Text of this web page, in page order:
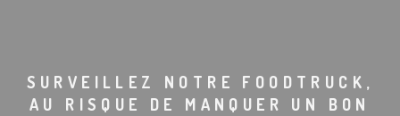
SURVEILLEZ NOTRE FOODTRUCK,
AU RISQUE DE MANQUER UN BON